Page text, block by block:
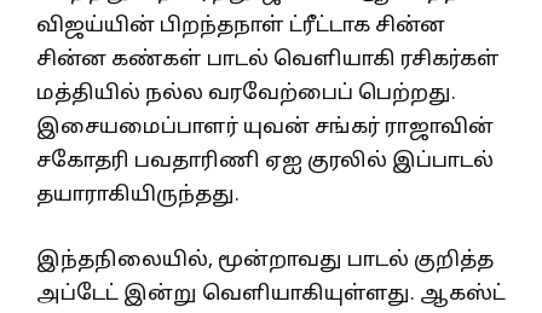
விஜய்யின் பிறந்தநாள் ட்ரீட்டாக சின்ன
சின்ன கண்கள் பாடல் வெளியாகி ரசிகர்கள்
மத்தியில் நல்ல வரவேற்பைப் பெற்றது.
இசையமைப்பாளர் யுவன் சங்கர் ராஜாவின்
சகோதரி பவதாரிணி ஏஐ குரலில் இப்பாடல்
தயாராகியிருந்தது.
இந்தநிலையில், மூன்றாவது பாடல் குறித்த
அப்டேட் இன்று வெளியாகியுள்ளது. ஆகஸ்ட்